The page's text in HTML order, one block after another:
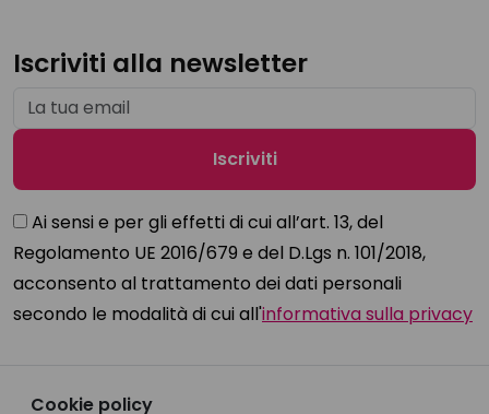
Iscriviti alla newsletter
Ai sensi e per gli effetti di cui all’art. 13, del
Regolamento UE 2016/679 e del D.Lgs n. 101/2018,
acconsento al trattamento dei dati personali
secondo le modalità di cui all'informativa sulla privacy
Cookie policy